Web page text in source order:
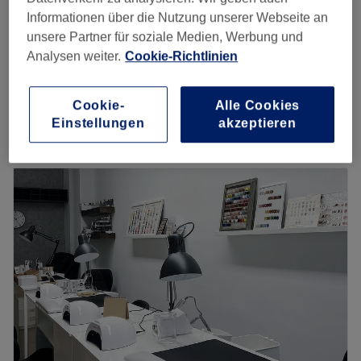
Fußnägel mit Gel/Pulver ohne Pedi
1 Std.
45 Min.
Schnellansicht Saloninfos
10:00
10:00– 20:00
Donnerstag
10:00–20:00
Freitag
10:00–20:00
Samstag
Sonntag
Geschlossen
Hände sind deine persönliche Visitenkarte - und damit
die perfekt und gepflegt aussehen, gehst du am besten
zu LUXY Nails & Lashes im schönen Frankfurt am Main.
Informationen über die Nutzung unserer Webseite an
unsere Partner für soziale Medien, Werbung und
Analysen weiter. Cookie-Richtlinien
Cookie-
Einstellungen
Alle Cookies
akzeptieren